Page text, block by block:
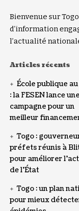
Bienvenue sur
d’information
l’actualité
Articles récents
École publique
: la FESEN lance une
campagne pour un
meilleur
Togo :
préfets réunis à
pour améliorer
de l’État
Togo : un plan
pour mieux